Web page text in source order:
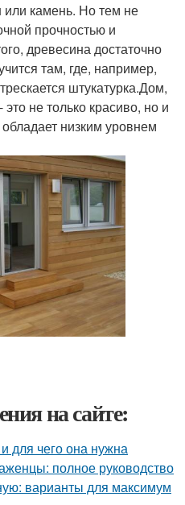
или камень. Но тем не
прочностью и
древесина достаточно
там, где, например,
штукатурка.Дом,
не только красиво, но и
низким уровнем
на сайте:
для чего она нужна
полное руководство
варианты для максимум